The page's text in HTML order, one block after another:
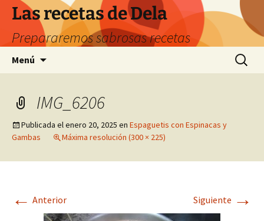
Saltar
contenido
Las recetas de Dela
Prepararemos sabrosas recetas
Menú Buscar:
IMG_6206
Publicada elenero 20, 2025 en Espaguetis con Espinacas y
Gambas
Máxima resolución (300 × 225)
← Anterior Siguiente →